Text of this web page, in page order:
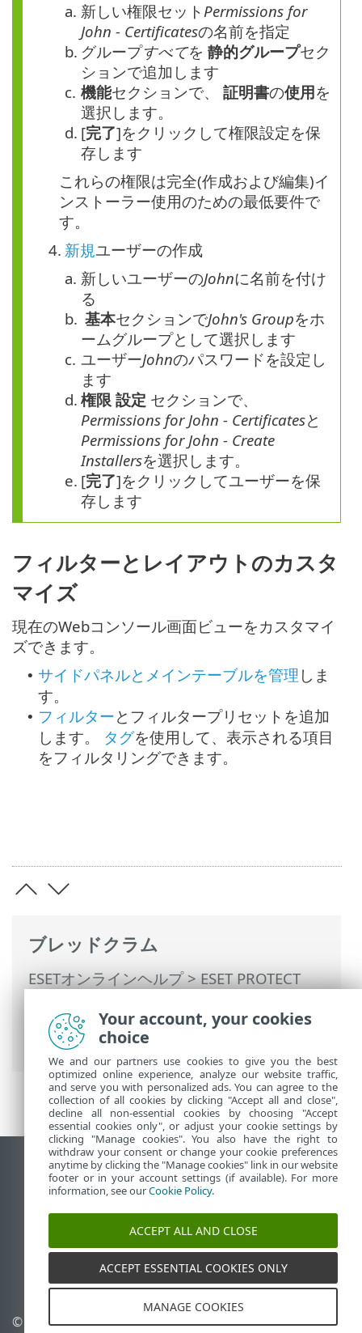
ブレッドクラム
ESETオンラインヘルプ>ESET PROTECT
ESET PROTECT On-Prem メインメニュー
> インストーラー
a. 新しい権限セットPermissions for
John - Certificatesの名前を指定
b. グループすべてを 静的グループセク
ションで追加します
c. 機能セクションで、 証明書の使用を
選択します。
d. [完了]をクリックして権限設定を保
存します
これらの権限は完全(作成および編集)イ
ンストーラー使用のための最低要件で
す。
4. 新規ユーザーの作成
a. 新しいユーザーのJohnに名前を付け
る
b. 基本セクションでJohn's Groupをホ
ームグループとして選択します
c. ユーザーJohnのパスワードを設定し
ます
d. 権限 設定 セクションで、
Permissions for John - Certificatesと
Permissions for John - Create
Installersを選択します。
e. [完了]をクリックしてユーザーを保
存します
フィルターとレイアウトのカスタ
マイズ
現在のWebコンソール画面ビューをカスタマイ
ズできます。
• サイドパネルとメインテーブルを管理 しま
す。
• フィルターとフィルタープリセットを追加
します。 タグを使用して、表示される項目
をフィルタリングできます。
デスクトップサイトの表示
End of Life
ESETナレッジベース
ESETフォーラム
ESET Status Portal
地域サポート
© 1992 - 2026 ESET, spol. s
Cookieの管理
Your account, your cookies
choice
We and our partners use cookies to give you the best
optimized online experience, analyze our website traffic,
and serve you with personalized ads. You can agree to the
collection of all cookies by clicking "Accept all and close",
decline all non-essential cookies by choosing "Accept
essential cookies only", or adjust your cookie settings by
clicking "Manage cookies". You also have the right to
withdraw your consent or change your cookie preferences
anytime by clicking the "Manage cookies" link in our website
footer or in your account settings (if available). For more
information, see ourCookie Policy.
ACCEPT ALL AND CLOSE
ACCEPT ESSENTIAL COOKIES ONLY
MANAGE COOKIES